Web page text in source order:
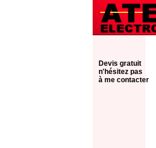
Devis gratuit
n'hésitez pas
à me contacter